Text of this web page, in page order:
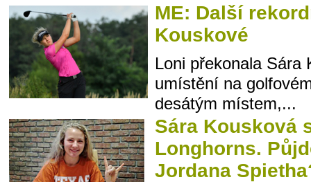
ME: Další
Kouskové
Loni překonala Sára
umístění na
desátým místem,...
Sára Kousková
Longhorns.
Jordana